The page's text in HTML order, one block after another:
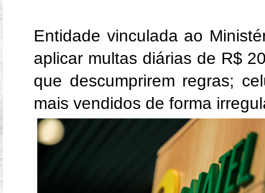
Entidade vinculada ao
aplicar multas diárias de R$
que descumprirem regras;
mais vendidos de forma